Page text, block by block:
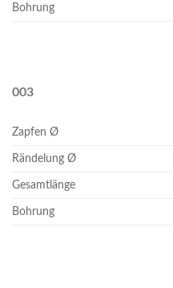
Bohrung
003
Zapfen Ø
Rändelung Ø
Gesamtlänge
Bohrung